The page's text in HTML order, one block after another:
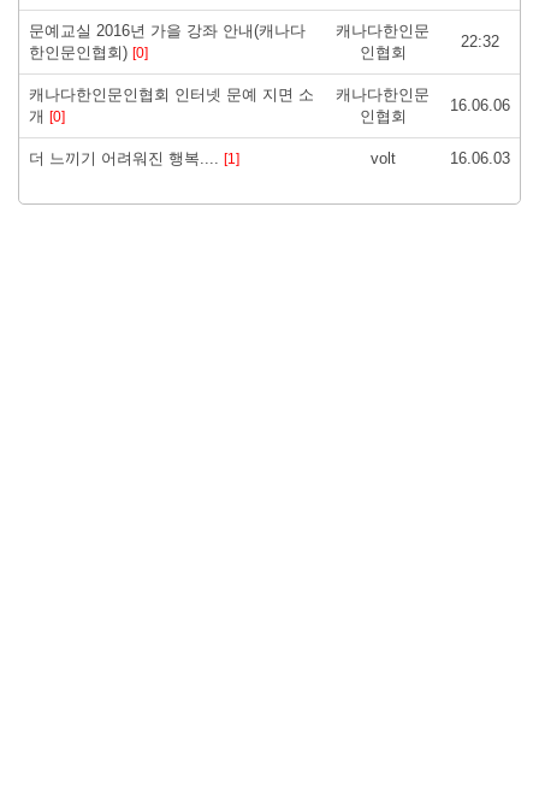
문예교실 2016년 가을 강좌 안내(캐나다
한인문인협회) [0]
캐나다한인문
인협회
22:32
캐나다한인문인협회 인터넷 문예 지면 소
개 [0]
캐나다한인문
인협회
16.06.06
더 느끼기 어려워진 행복.... [1] volt 16.06.03